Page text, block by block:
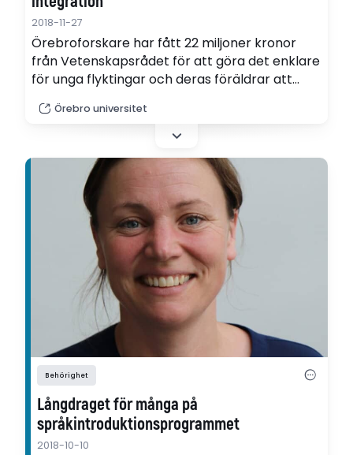
2018-11-27
Örebroforskare har fått 22 miljoner kronor
från Vetenskapsrådet för att göra det enklare
för unga flyktingar och deras föräldrar att
Örebro universitet
Behörighet
Långdraget för många på
språkintroduktionsprogrammet
2018-10-10